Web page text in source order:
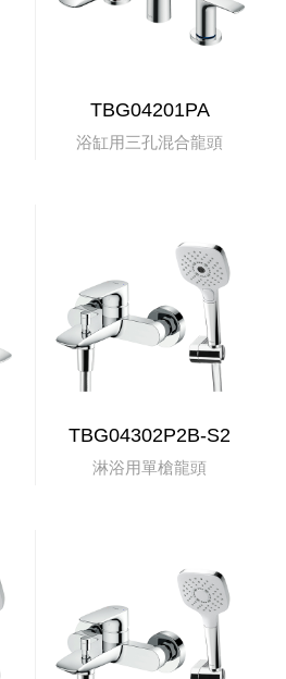
TBG04201PA
浴缸用三孔混合龍頭
TBG04302P2B-S2
淋浴用單槍龍頭